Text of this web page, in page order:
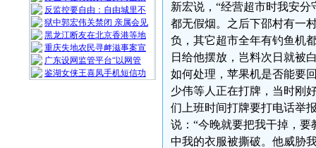
反监控要自由：自由城里不
狱中郭宏伟关禁闭 亲属会见
黑龙江断友在北京香港等地
重庆失地农民寻衅滋事案宣
广东设网监管平台“以网管
鉴湖女侠王喜凤手机短信功
新宏说，“经营超市时我安
都无假烟。之后下邵村有一
负，其它超市全年有钓鱼机
日给他摆放，岂料次日就被
如何处理，苹果机是否能要
少伟等人正在打牌，当时刚
们上班时间打牌要打电话举
说：“今晚就要把我干掉，
中我的衣服被撕破。他威胁